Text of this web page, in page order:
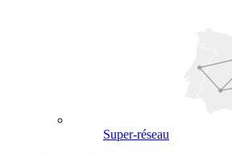
Super-réseau